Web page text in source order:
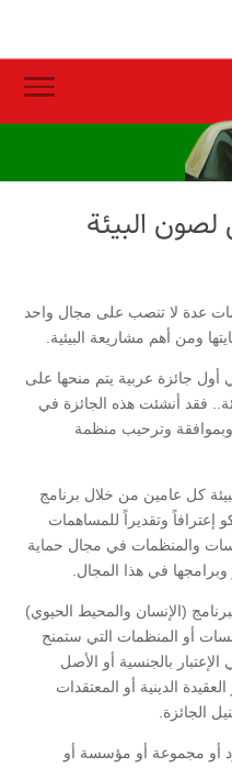
البيئة
عدة لا تنصب على مجال واحد
ومن أهم مشاريعة البيئية.
جائزة عربية يتم منحها على
فقد أنشئت هذه الجائزة في
وبموافقة وترحيب منظمة
كل عامين من خلال برنامج
إعترافاً وتقديراً للمساهمات
والمنظمات في مجال حماية
وبرامجها في هذا المجال.
(الإنسان والمحيط الحيوي)
أو المنظمات التي ستمنح
الإعتبار بالجنسية أو الأصل
الدينية أو المعتقدات
الجائزة.
أو مجموعة أو مؤسسة أو